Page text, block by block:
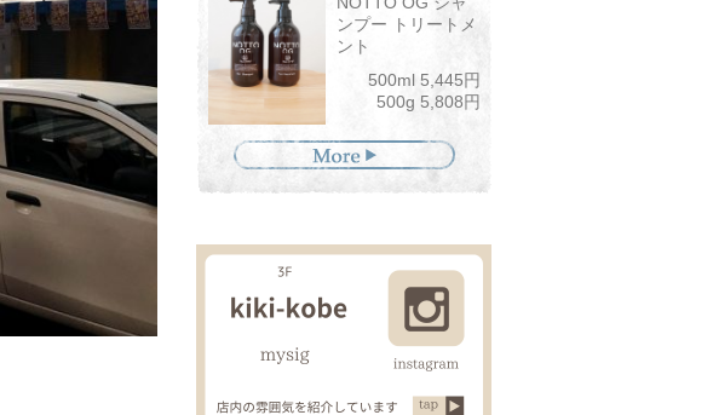
ンプー トリートメ
ント
500ml 5,445円
500g 5,808円